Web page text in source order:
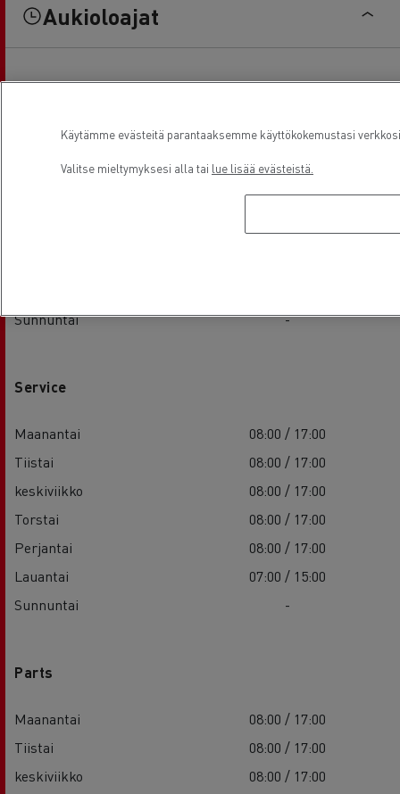
Aukioloajat
Maanantai
08:00 / 17:00
08:00 / 17:00
08:00 / 17:00
Sunnuntai
-
Service
Maanantai
08:00 / 17:00
Tiistai
08:00 / 17:00
keskiviikko
08:00 / 17:00
Torstai
08:00 / 17:00
Perjantai
08:00 / 17:00
Lauantai
07:00 / 15:00
Sunnuntai
-
Parts
Maanantai
08:00 / 17:00
Tiistai
08:00 / 17:00
keskiviikko
08:00 / 17:00
Käytämme evästeitä parantaaksemme käyttökokemustasi
Valitse mieltymyksesi alla tai lue lisää evästeistä.